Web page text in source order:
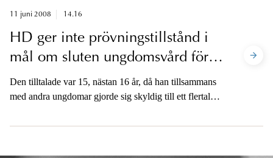
11 juni 2008 14.16
HD ger inte prövningstillstånd i
mål om sluten ungdomsvård för
15-åring
Den tilltalade var 15, nästan 16 år, då han tillsammans
med andra ungdomar gjorde sig skyldig till ett flertal